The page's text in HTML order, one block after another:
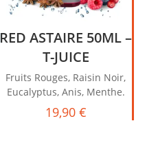
RED ASTAIRE 50ML –
T-JUICE
Fruits Rouges, Raisin Noir,
Eucalyptus, Anis, Menthe.
19,90 €